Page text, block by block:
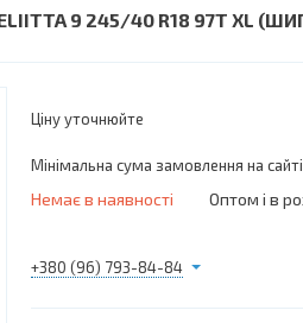
9 245/40 R18 97T XL
Ціну уточнюйте
Мінімальна сума замовлення на
Немає в наявності Оптом і в
+380 (96) 793-84-84